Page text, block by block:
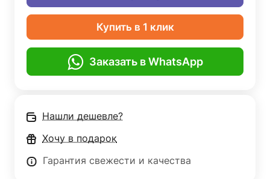
Купить в 1 клик
Заказать в WhatsApp
Нашли дешевле?
Хочу в подарок
Гарантия свежести и качества